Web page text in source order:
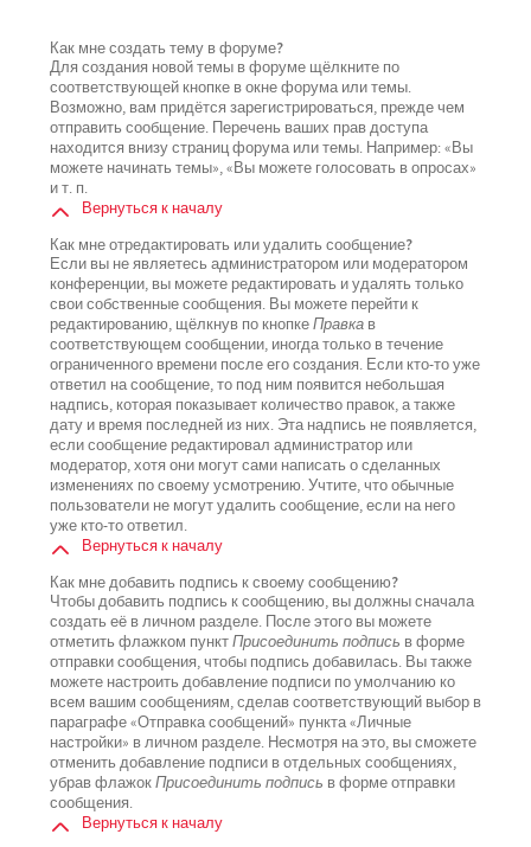
Как мне создать тему в форуме?
Для создания новой темы в форуме щёлкните по
соответствующей кнопке в окне форума или темы.
Возможно, вам придётся зарегистрироваться, прежде чем
отправить сообщение. Перечень ваших прав доступа
находится внизу страниц форума или темы. Например: «Вы
можете начинать темы», «Вы можете голосовать в опросах»
и т. п.
Вернуться к началу
Как мне отредактировать или удалить сообщение?
Если вы не являетесь администратором или модератором
конференции, вы можете редактировать и удалять только
свои собственные сообщения. Вы можете перейти к
редактированию, щёлкнув по кнопкеПравкав
соответствующем сообщении, иногда только в течение
ограниченного времени после его создания. Если кто-то уже
ответил на сообщение, то под ним появится небольшая
надпись, которая показывает количество правок, а также
дату и время последней из них. Эта надпись не появляется,
если сообщение редактировал администратор или
модератор, хотя они могут сами написать о сделанных
изменениях по своему усмотрению. Учтите, что обычные
пользователи не могут удалить сообщение, если на него
уже кто-то ответил.
Вернуться к началу
Как мне добавить подпись к своему сообщению?
Чтобы добавить подпись к сообщению, вы должны сначала
создать её в личном разделе. После этого вы можете
отметить флажком пунктПрисоединить подпись в форме
отправки сообщения, чтобы подпись добавилась. Вы также
можете настроить добавление подписи по умолчанию ко
всем вашим сообщениям, сделав соответствующий выбор в
параграфе «Отправка сообщений» пункта «Личные
настройки» в личном разделе. Несмотря на это, вы сможете
отменить добавление подписи в отдельных сообщениях,
убрав флажокПрисоединить подпись в форме отправки
сообщения.
Вернуться к началу